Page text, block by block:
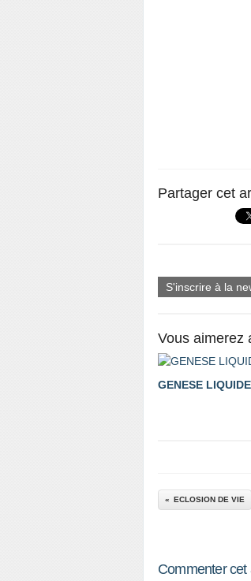
Partager cet
S'inscrire à la
Vous aimerez
GENESE LIQUIDE
ECLOSION DE VIE
Commenter cet